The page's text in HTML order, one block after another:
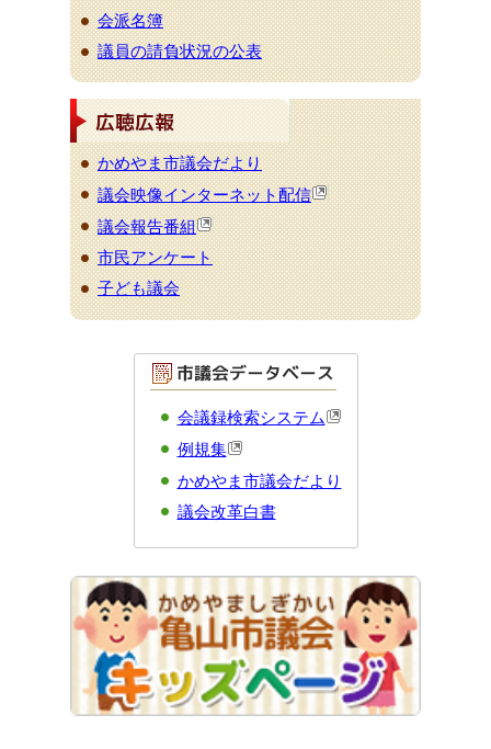
会派名簿
議員の請負状況の公表
かめやま市議会だより
議会映像インターネット配信
議会報告番組
市民アンケート
子ども議会
会議録検索システム
例規集
かめやま市議会だより
議会改革白書